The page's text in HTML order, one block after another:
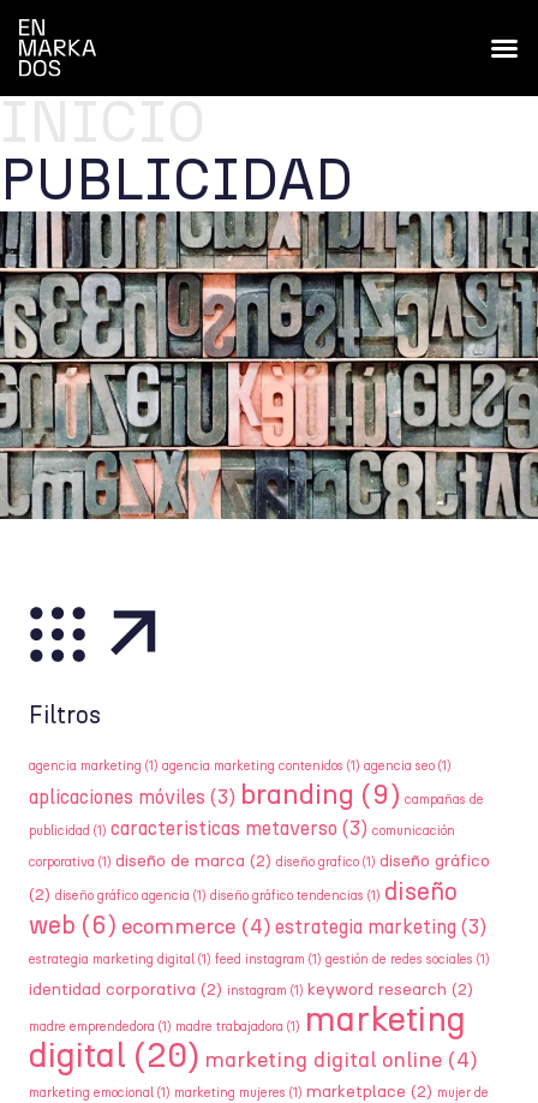
PUBLICIDAD
Filtros
agencia marketing (1) agencia marketing contenidos (1) agencia seo (1)
aplicaciones móviles (3) branding (9) campañas de
publicidad (1) caracteristicas metaverso (3) comunicación
corporativa (1) diseño de marca (2) diseño grafico (1) diseño gráfico
(2) diseño gráfico agencia (1) diseño gráfico tendencias (1) diseño
web (6) ecommerce (4) estrategia marketing (3)
estrategia marketing digital (1) feed instagram (1) gestión de redes sociales (1)
identidad corporativa (2) instagram (1) keyword research (2)
madre emprendedora (1) madre trabajadora (1)
marketing
digital (20) marketing digital online (4)
marketing emocional (1) marketing mujeres (1) marketplace (2) mujer de